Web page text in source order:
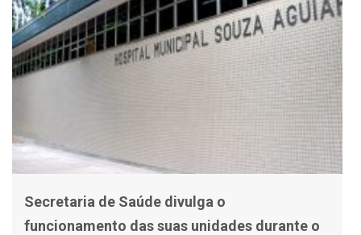
Secretaria de Saúde divulga o
funcionamento das suas unidades durante o